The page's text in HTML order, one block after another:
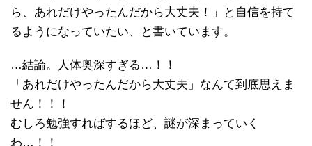
ら、あれだけやったんだから大丈夫！」と自信を持て
るようになっていたい、と書いています。
…結論。人体奥深すぎる…！！
「あれだけやったんだから大丈夫」なんて到底思えま
せん！！！
むしろ勉強すればするほど、謎が深まっていく
わ…！！